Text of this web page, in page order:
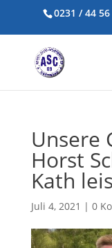
0231 / 44
Unsere
Horst
Kath
Juli 4, 2021 | 0